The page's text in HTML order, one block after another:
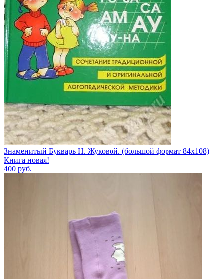
Знаменитый Букварь Н. Жуковой. (большой формат 84х108)
Книга новая!
400 руб.